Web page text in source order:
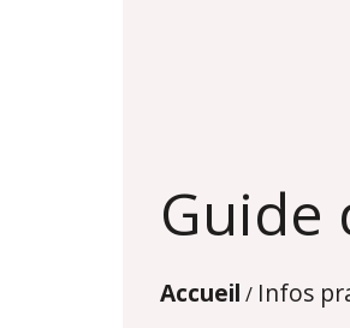
Guide
Accueil / Infos